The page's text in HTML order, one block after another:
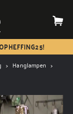
Hanglampen